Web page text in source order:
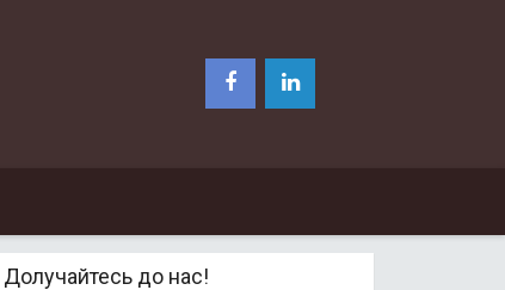
Долучайтесь до нас!